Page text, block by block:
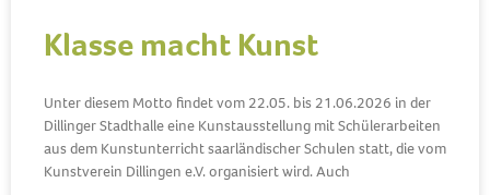
Klasse macht Kunst
Unter diesem Motto findet vom 22.05. bis 21.06.2026 in der
Dillinger Stadthalle eine Kunstausstellung mit Schülerarbeiten
aus dem Kunstunterricht saarländischer Schulen statt, die vom
Kunstverein Dillingen e.V. organisiert wird. Auch